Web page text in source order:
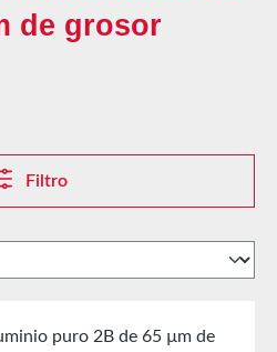
de grosor
Filtro